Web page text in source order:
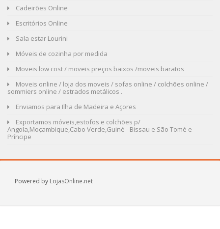
Cadeirões Online
Escritórios Online
Sala estar Lourini
Móveis de cozinha por medida
Moveis low cost / moveis preços baixos /moveis baratos
Moveis online / loja dos moveis / sofas online / colchões online /
sommiers online / estrados metálicos .
Enviamos para Ilha de Madeira e Açores
Exportamos móveis,estofos e colchões p/
Angola,Moçambique,Cabo Verde,Guiné - Bissau e São Tomé e
Príncipe
Powered by LojasOnline.net